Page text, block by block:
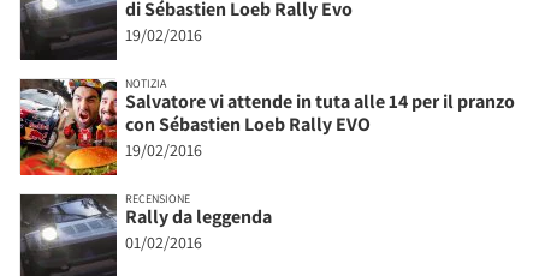
di Sébastien Loeb Rally Evo
19/02/2016
NOTIZIA
Salvatore vi attende in tuta alle 14 per il pranzo
con Sébastien Loeb Rally EVO
19/02/2016
RECENSIONE
Rally da leggenda
01/02/2016